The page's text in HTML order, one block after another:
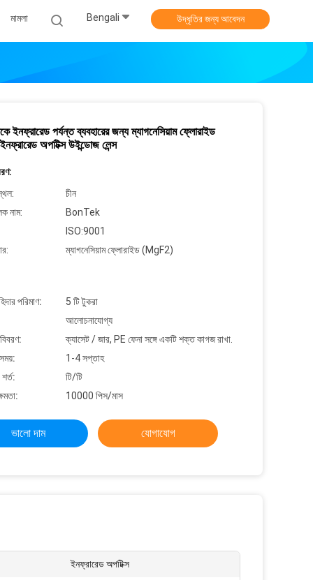
মামলা Bengali উদ্ধৃতির জন্য আবেদন
ইনফ্রারেড পর্যন্ত ব্যবহারের জন্য ম্যাগনেসিয়াম ফ্লোরাইড
অপটিক্স উইন্ডোজ লেন্স
চীন
নাম:
BonTek
ISO:9001
ম্যাগনেসিয়াম ফ্লোরাইড (MgF2)
পরিমাণ:
5 টি টুকরা
আলোচনাযোগ্য
ক্যাসেট / জার, PE ফেনা সঙ্গে একটি শক্ত কাগজ রাখা.
1-4 সপ্তাহ
টি/টি
10000 পিস/মাস
ভালো দাম যোগাযোগ
ইনফ্রারেড অপটিক্স